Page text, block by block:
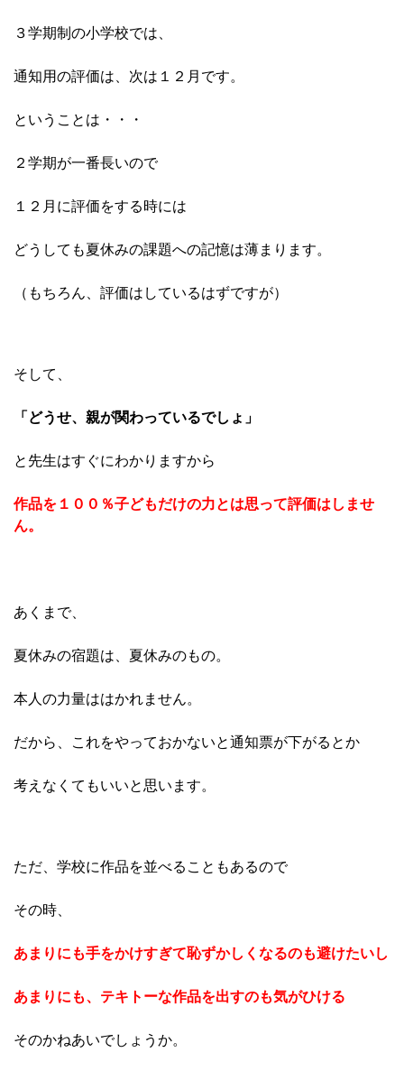
３学期制の小学校では、
通知用の評価は、次は１２月です。
ということは・・・
２学期が一番長いので
１２月に評価をする時には
どうしても夏休みの課題への記憶は薄まります。
（もちろん、評価はしているはずですが）
そして、
「どうせ、親が関わっているでしょ」
と先生はすぐにわかりますから
作品を１００％子どもだけの力とは思って評価はしませ
ん。
あくまで、
夏休みの宿題は、夏休みのもの。
本人の力量ははかれません。
だから、これをやっておかないと通知票が下がるとか
考えなくてもいいと思います。
ただ、学校に作品を並べることもあるので
その時、
あまりにも手をかけすぎて恥ずかしくなるのも避けたいし
あまりにも、テキトーな作品を出すのも気がひける
そのかねあいでしょうか。